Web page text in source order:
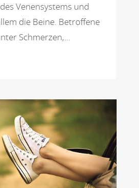
Venensystems und
die Beine. Betroffene
Schmerzen,...